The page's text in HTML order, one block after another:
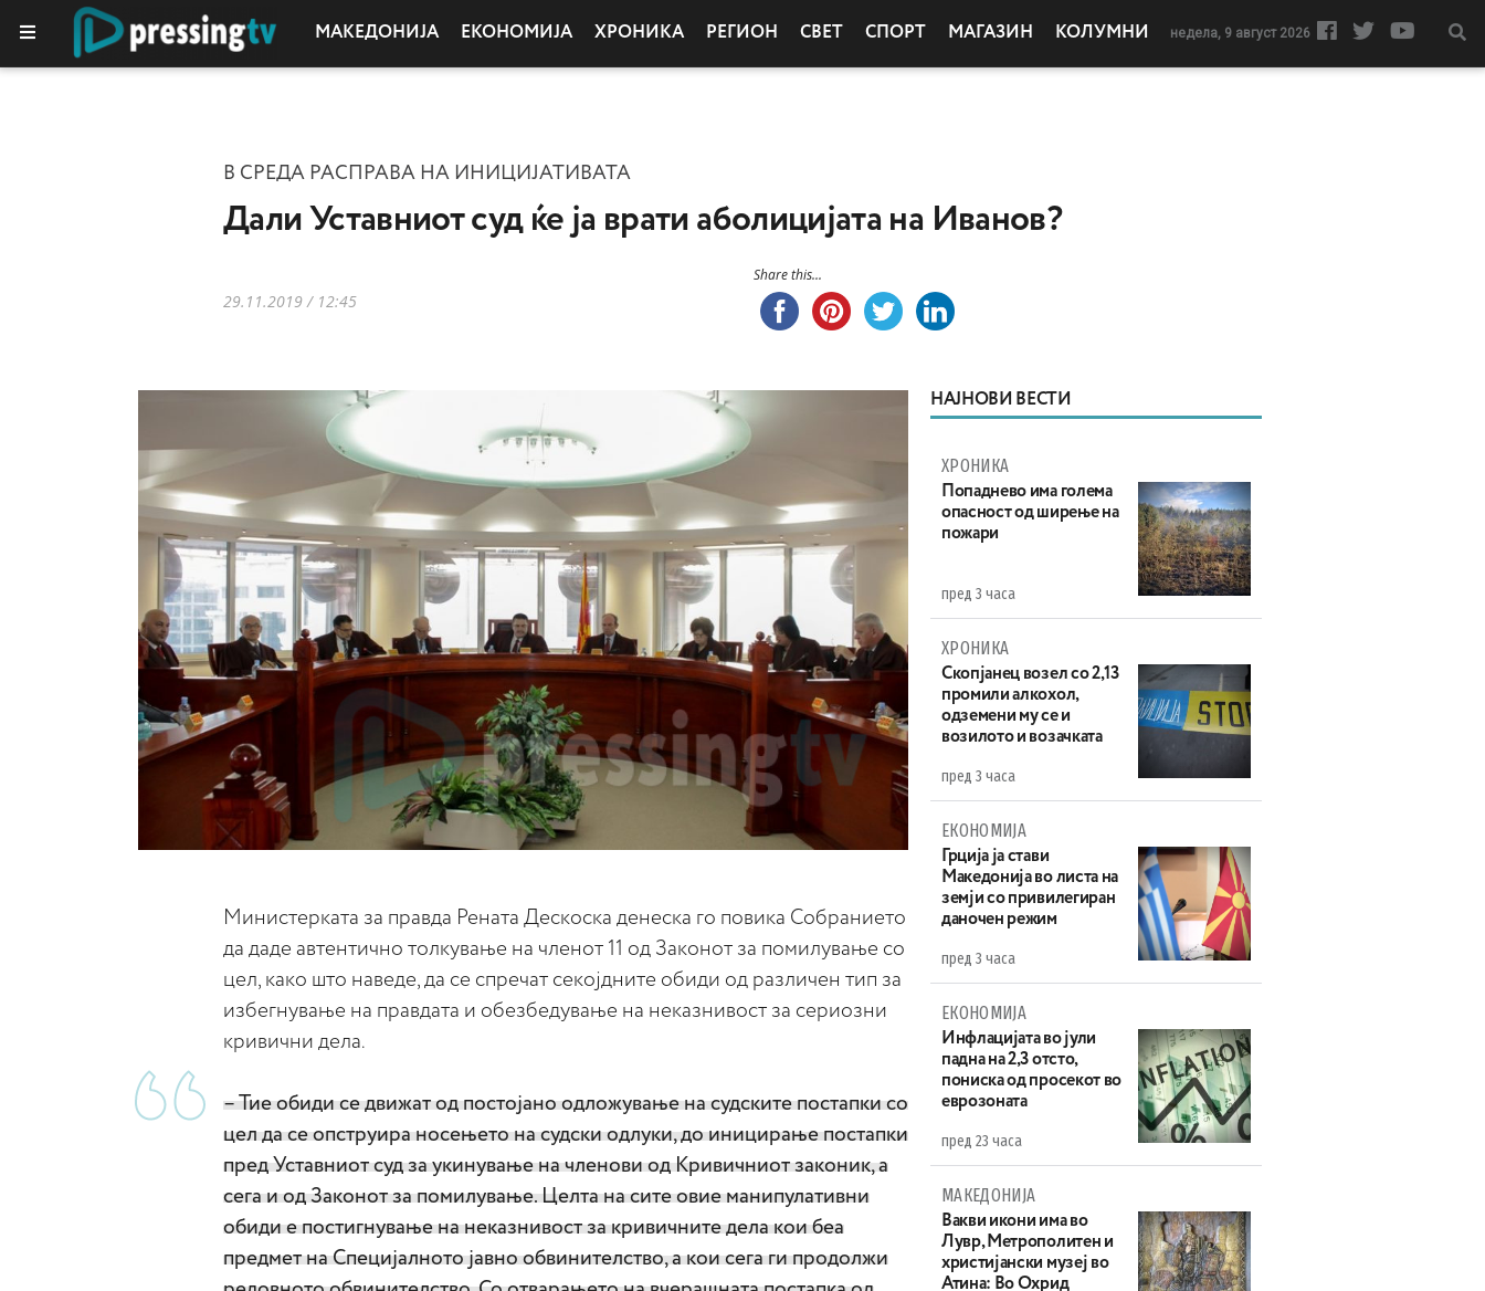
МАКЕДОНИЈА ЕКОНОМИЈА ХРОНИКА РЕГИОН СВЕТ СПОРТ МАГАЗИН КОЛУМНИ недела, 9 август 2026
В СРЕДА РАСПРАВА НА ИНИЦИЈАТИВАТА
Дали Уставниот суд ќе ја врати аболицијата на Иванов?
29.11.2019 / 12:45
Share this...
Министерката за правда Рената Дескоска денеска го повика Собранието
да даде автентично толкување на членот 11 од Законот за помилување со
цел, како што наведе, да се спречат секојдните обиди од различен тип за
избегнување на правдата и обезбедување на неказнивост за сериозни
кривични дела.
– Тие обиди се движат од постојано одложување на судските постапки со
цел да се опструира носењето на судски одлуки, до иницирање постапки
пред Уставниот суд за укинување на членови од Кривичниот законик, а
сега и од Законот за помилување. Целта на сите овие манипулативни
обиди е постигнување на неказнивост за кривичните дела кои беа
предмет на Специјалното јавно обвинителство, а кои сега ги продолжи
НАЈНОВИ ВЕСТИ
ХРОНИКА
Попаднево има голема
опасност од ширење на
пожари
пред 3 часа
ХРОНИКА
Скопјанец возел со 2,13
промили алкохол,
одземени му се и
возилото и возачката
пред 3 часа
ЕКОНОМИЈА
Грција ја стави
Македонија во листа на
земји со привилегиран
даночен режим
пред 3 часа
ЕКОНОМИЈА
Инфлацијата во јули
падна на 2,3 отсто,
пониска од просекот во
еврозоната
пред 23 часа
МАКЕДОНИЈА
Вакви икони има во
Лувр, Метрополитен и
христијански музеј во
Атина: Во Охрид